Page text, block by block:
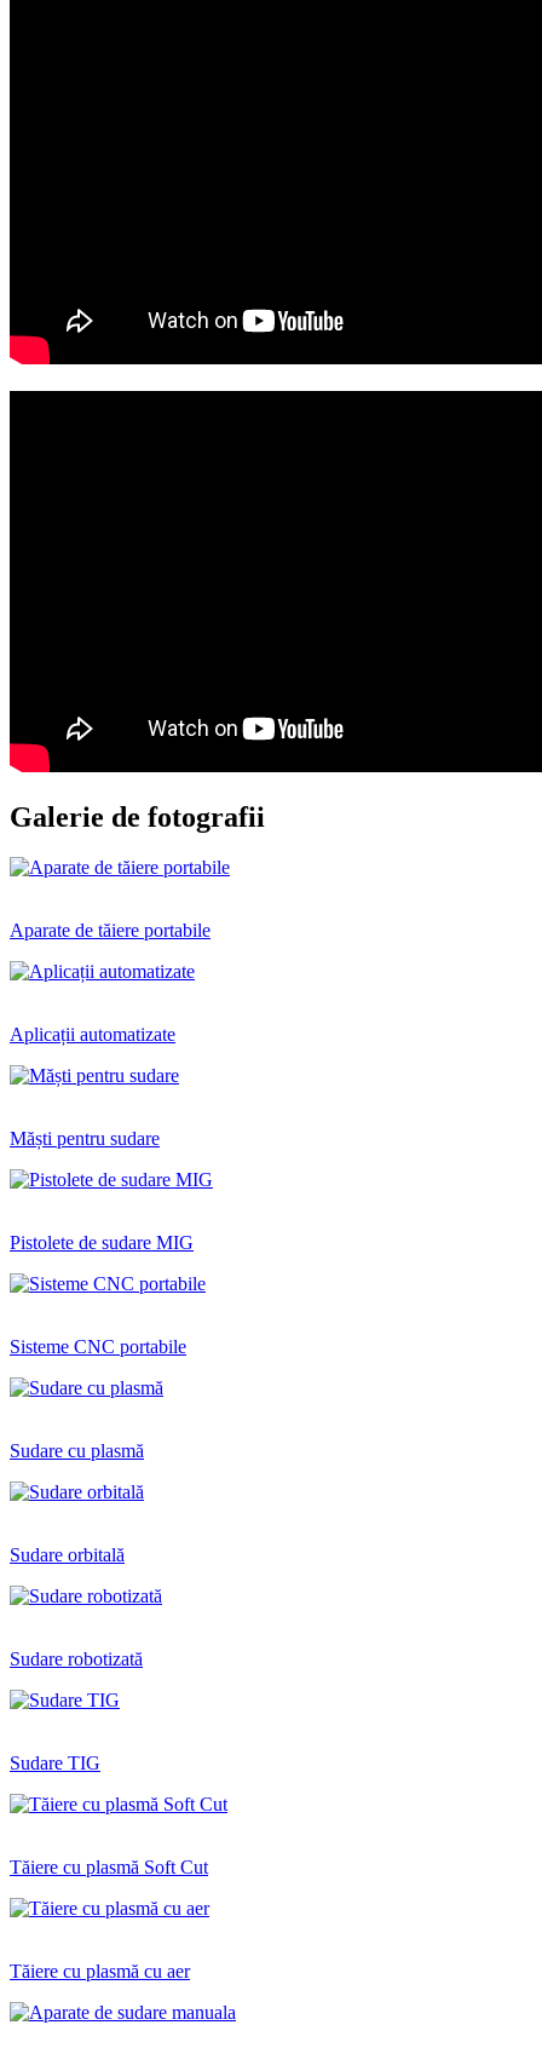
Galerie de fotografii
Aparate de tăiere portabile
Aplicații automatizate
Măști pentru sudare
Pistolete de sudare MIG
Sisteme CNC portabile
Sudare cu plasmă
Sudare orbitală
Sudare robotizată
Sudare TIG
Tăiere cu plasmă Soft Cut
Tăiere cu plasmă cu aer